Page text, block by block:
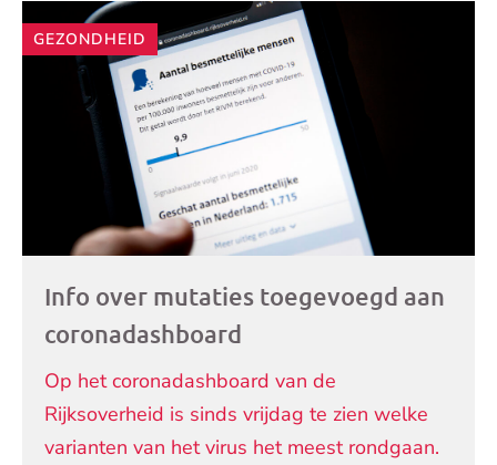
Andere
artikelen
GEZONDHEID
Info over mutaties toegevoegd aan
coronadashboard
Op het coronadashboard van de
Rijksoverheid is sinds vrijdag te zien welke
varianten van het virus het meest rondgaan.